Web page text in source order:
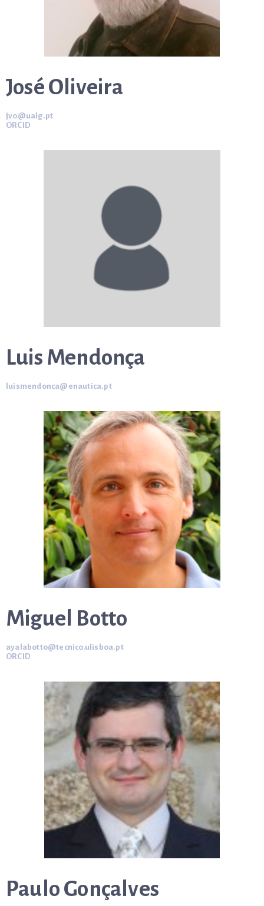
José Oliveira
jvo@ualg.pt
ORCID
Luis Mendonça
luismendonca@enautica.pt
Miguel Botto
ayalabotto@tecnico.ulisboa.pt
ORCID
Paulo Gonçalves